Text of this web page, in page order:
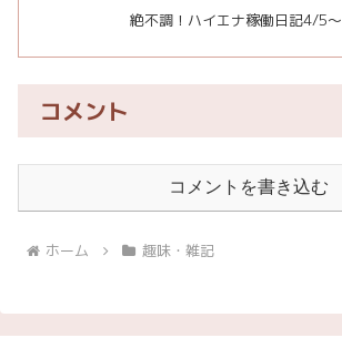
絶不調！ハイエナ稼働日記4/5～
コメント
コメントを書き込む
ホーム 趣味・雑記